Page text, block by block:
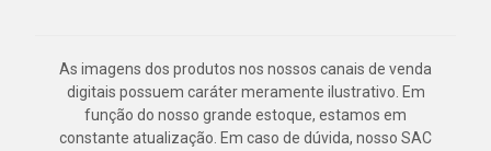
As imagens dos produtos nos nossos canais de venda
digitais possuem caráter meramente ilustrativo. Em
função do nosso grande estoque, estamos em
constante atualização. Em caso de dúvida, nosso SAC